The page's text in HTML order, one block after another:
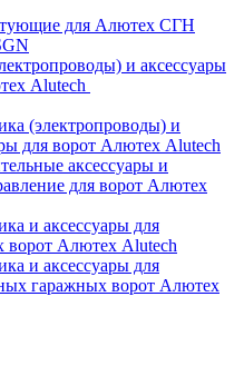
для Алютех СГН
и аксессуары
Alutech
(электропроводы) и
для ворот Алютех Alutech
аксессуары и
для ворот Алютех
и аксессуары для
ворот Алютех Alutech
и аксессуары для
гаражных ворот Алютех